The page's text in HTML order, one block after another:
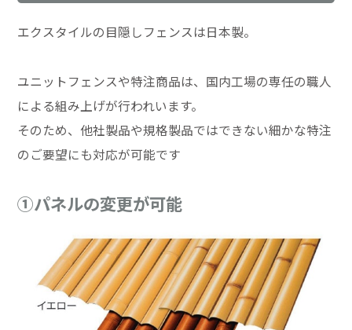
エクスタイルの目隠しフェンスは日本製。
ユニットフェンスや特注商品は、国内工場の専任の職人
による組み上げが行われいます。
そのため、他社製品や規格製品ではできない細かな特注
のご要望にも対応が可能です
①パネルの変更が可能